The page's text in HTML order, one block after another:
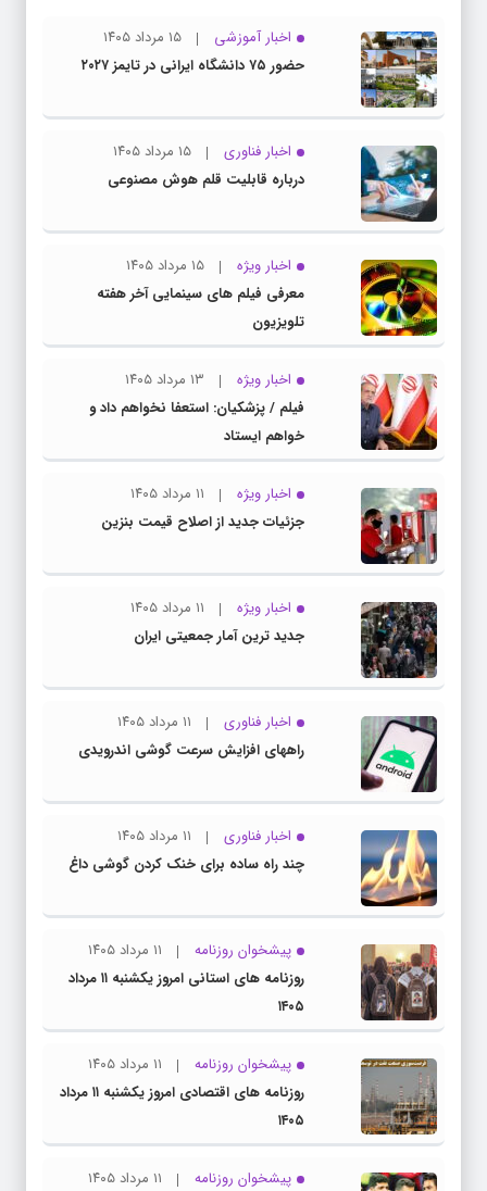
اخبار آموزشی
۱۵ مرداد ۱۴۰۵
حضور ۷۵ دانشگاه ایرانی در تایمز ۲۰۲۷
اخبار فناوری
۱۵ مرداد ۱۴۰۵
درباره قابلیت قلم هوش مصنوعی
اخبار ویژه
۱۵ مرداد ۱۴۰۵
معرفی فیلم های سینمایی آخر هفته
تلویزیون
اخبار ویژه
۱۳ مرداد ۱۴۰۵
فیلم / پزشکیان: استعفا نخواهم داد و
خواهم ایستاد
اخبار ویژه
۱۱ مرداد ۱۴۰۵
جزئیات جدید از اصلاح قیمت بنزین
اخبار ویژه
۱۱ مرداد ۱۴۰۵
جدید ترین آمار جمعیتی ایران
اخبار فناوری
۱۱ مرداد ۱۴۰۵
راههای افزایش سرعت گوشی اندرویدی
اخبار فناوری
۱۱ مرداد ۱۴۰۵
چند راه‌ ساده برای خنک کردن گوشی داغ
پیشخوان روزنامه
۱۱ مرداد ۱۴۰۵
روزنامه های استانی امروز یکشنبه ۱۱ مرداد
۱۴۰۵
پیشخوان روزنامه
۱۱ مرداد ۱۴۰۵
روزنامه های اقتصادی امروز یکشنبه ۱۱ مرداد
۱۴۰۵
پیشخوان روزنامه
۱۱ مرداد ۱۴۰۵